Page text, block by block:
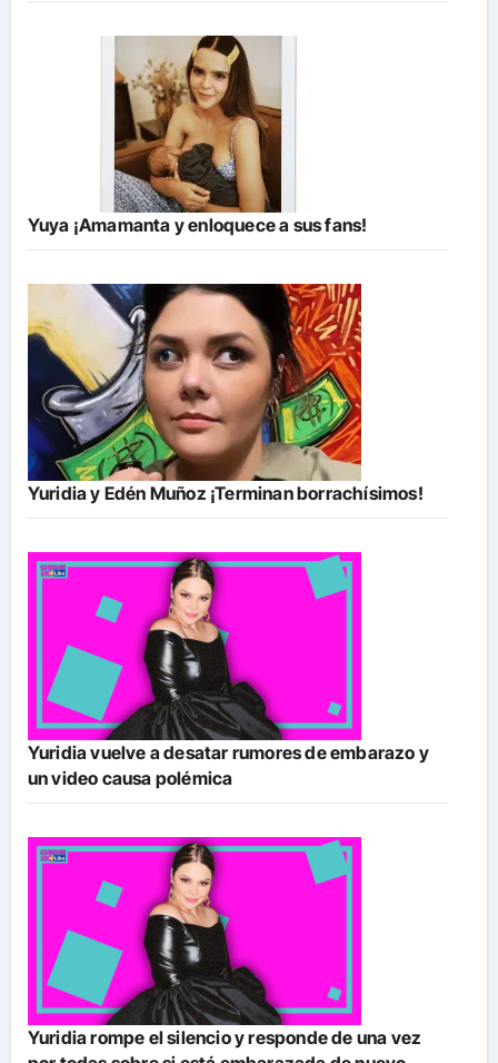
Yuya ¡Amamanta y enloquece a sus fans!
Yuridia y Edén Muñoz ¡Terminan borrachísimos!
Yuridia vuelve a desatar rumores de embarazo y
un video causa polémica
Yuridia rompe el silencio y responde de una vez